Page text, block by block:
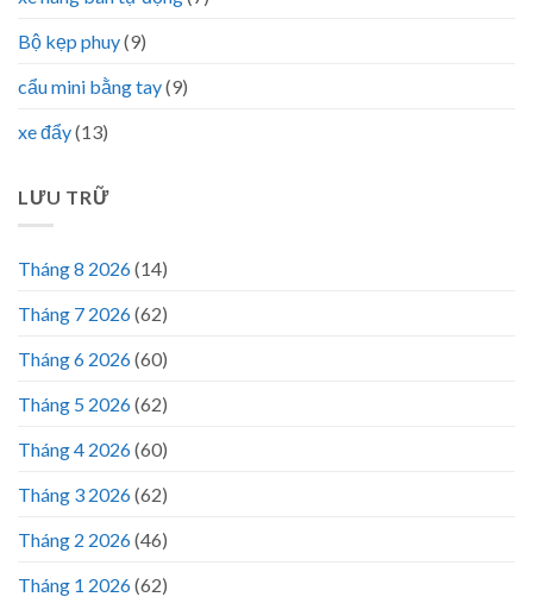
Bộ kẹp phuy(9)
cẩu mini bằng tay(9)
xe đẩy(13)
LƯU TRỮ
Tháng 8 2026(14)
Tháng 7 2026(62)
Tháng 6 2026(60)
Tháng 5 2026(62)
Tháng 4 2026(60)
Tháng 3 2026(62)
Tháng 2 2026(46)
Tháng 1 2026(62)